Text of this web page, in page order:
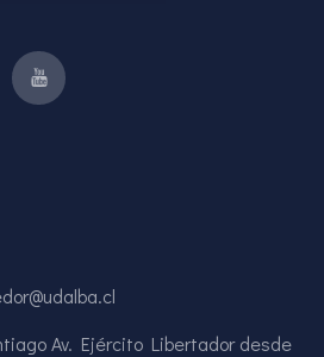
Av. Ejército Libertador desde